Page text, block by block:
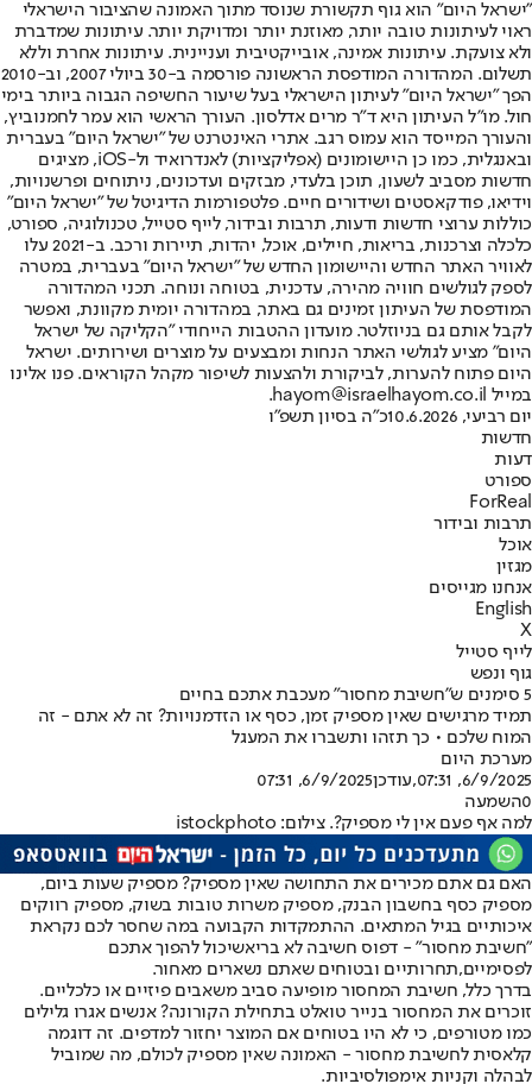
"ישראל היום" הוא גוף תקשורת שנוסד מתוך האמונה שהציבור הישראלי
ראוי לעיתונות טובה יותר, מאוזנת יותר ומדויקת יותר. עיתונות שמדברת
ולא צועקת. עיתונות אמינה, אובייקטיבית ועניינית. עיתונות אחרת וללא
תשלום. המהדורה המודפסת הראשונה פורסמה ב-30 ביולי 2007, וב-2010
הפך "ישראל היום" לעיתון הישראלי בעל שיעור החשיפה הגבוה ביותר בימי
חול. מו"ל העיתון היא ד"ר מרים אדלסון. העורך הראשי הוא עמר לחמנוביץ,
והעורך המייסד הוא עמוס רגב. אתרי האינטרנט של "ישראל היום" בעברית
ובאנגלית, כמו כן היישומונים (אפליקציות) לאנדרואיד ול-iOS, מציגים
חדשות מסביב לשעון, תוכן בלעדי, מבזקים ועדכונים, ניתוחים ופרשנויות,
וידיאו, פודקאסטים ושידורים חיים. פלטפורמות הדיגיטל של "ישראל היום"
כוללות ערוצי חדשות ודעות, תרבות ובידור, לייף סטייל, טכנולוגיה, ספורט,
כלכלה וצרכנות, בריאות, חיילים, אוכל, יהדות, תיירות ורכב. ב-2021 עלו
לאוויר האתר החדש והיישומון החדש של "ישראל היום" בעברית, במטרה
לספק לגולשים חוויה מהירה, עדכנית, בטוחה ונוחה. תכני המהדורה
המודפסת של העיתון זמינים גם באתר, במהדורה יומית מקוונת, ואפשר
לקבל אותם גם בניוזלטר. מועדון ההטבות הייחודי "הקליקה של ישראל
היום" מציע לגולשי האתר הנחות ומבצעים על מוצרים ושירותים. ישראל
היום פתוח להערות, לביקורת ולהצעות לשיפור מקהל הקוראים. פנו אלינו
במייל hayom@israelhayom.co.il.
יום רביעי, 10.6.2026
כ"ה בסיון תשפ"ו
חדשות
דעות
ספורט
ForReal
תרבות ובידור
אוכל
מגזין
אנחנו מגייסים
English
X
לייף סטייל
גוף ונפש
5 סימנים ש"חשיבת מחסור" מעכבת אתכם בחיים
תמיד מרגישים שאין מספיק זמן, כסף או הזדמנויות? זה לא אתם - זה
המוח שלכם • כך תזהו ותשברו את המעגל
מערכת היום
6/9/2025, 07:31
,עודכן6/9/2025, 07:31
0השמעה
למה אף פעם אין לי מספיק?. צילום: istockphoto
האם גם אתם מכירים את התחושה שאין מספיק? מספיק שעות ביום,
מספיק כסף בחשבון הבנק, מספיק משרות טובות בשוק, מספיק רווקים
איכותיים בגיל המתאים. ההתמקדות הקבועה במה שחסר לכם נקראת
"חשיבת מחסור" - דפוס חשיבה לא בריאשיכול להפוך אתכם
לפסימיים,תחרותיים ובטוחים שאתם נשארים מאחור.
בדרך כלל, חשיבת המחסור מופיעה סביב משאבים פיזיים או כלכליים.
זוכרים את המחסור בנייר טואלט בתחילת הקורונה? אנשים אגרו גלילים
כמו מטורפים, כי לא היו בטוחים אם המוצר יחזור למדפים. זה דוגמה
קלאסית לחשיבת מחסור - האמונה שאין מספיק לכולם, מה שמוביל
לבהלה וקניות אימפולסיביות.